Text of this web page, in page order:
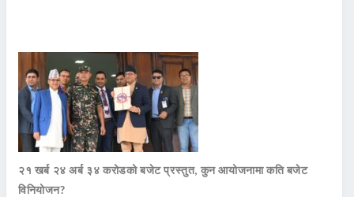
२१ खर्ब २४ अर्ब ३४ करोडको बजेट प्रस्तुत, कुन आयोजनामा कति बजेट
विनियोजन?